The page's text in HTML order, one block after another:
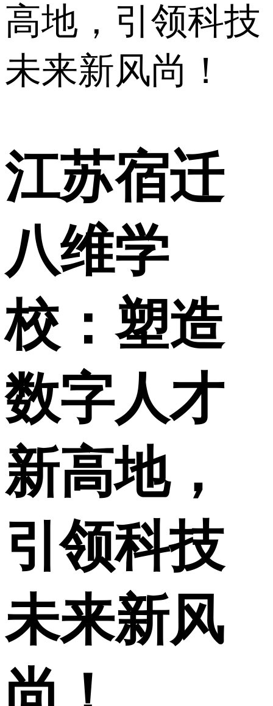
高地，引领科技
未来新风尚！
江苏宿迁
八维学
校：塑造
数字人才
新高地，
引领科技
未来新风